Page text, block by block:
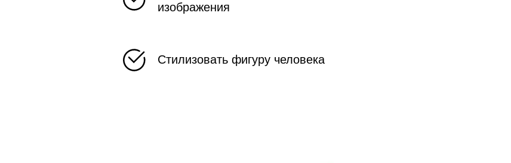
изображения
Стилизовать фигуру человека